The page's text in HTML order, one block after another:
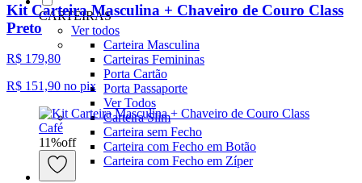
CARTEIRAS
Ver todos
Carteira Masculina
Carteiras Femininas
Porta Cartão
Porta Passaporte
Ver Todos
Carteira Slim
Carteira sem Fecho
Carteira com Fecho em Botão
Carteira com Fecho em Zíper
Kit Carteira Masculina + Chaveiro de Couro Class
Preto
R$ 179,80
R$ 151,90 no pix
11%off